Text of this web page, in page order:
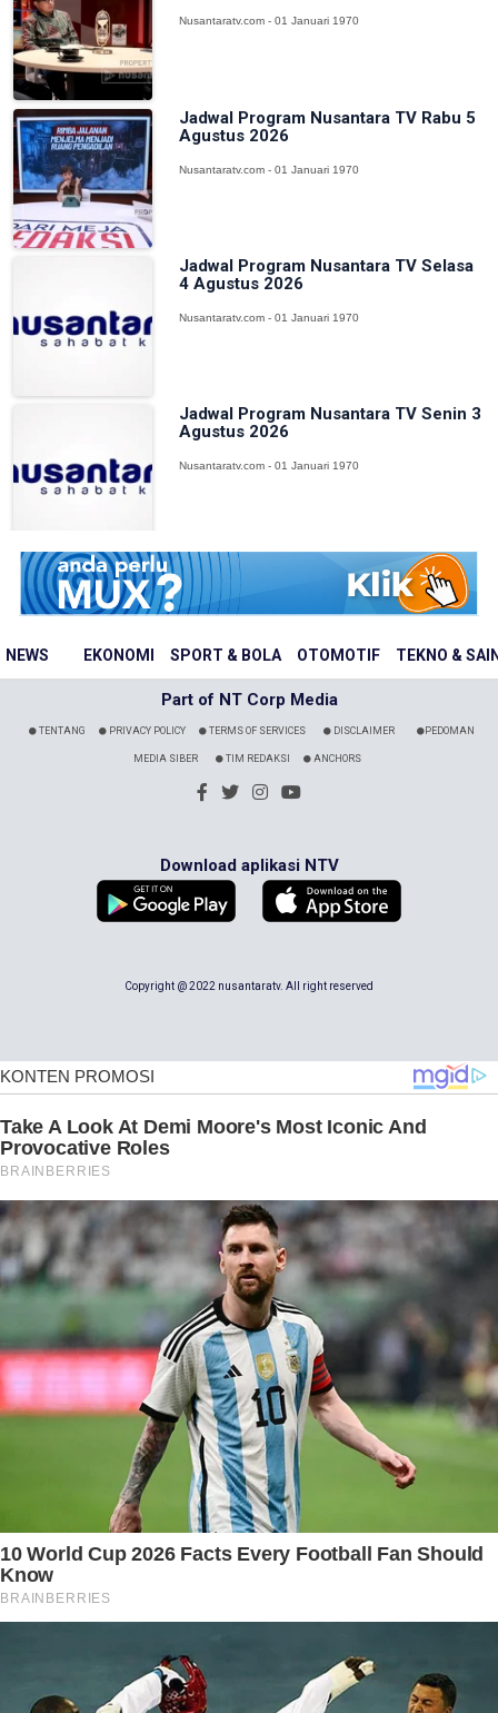
NEWS EKONOMI SPORT & BOLA OTOMOTIF TEKNO &
Nusantaratv.com - 01 Januari 1970
Jadwal Program Nusantara TV Rabu 5
Agustus 2026
Nusantaratv.com - 01 Januari 1970
Jadwal Program Nusantara TV Selasa
4 Agustus 2026
Nusantaratv.com - 01 Januari 1970
Jadwal Program Nusantara TV Senin 3
Agustus 2026
Nusantaratv.com - 01 Januari 1970
Part of NT Corp Media
TENTANG PRIVACY POLICY TERMS OF SERVICES DISCLAIMER PEDOMAN
MEDIA SIBER TIM REDAKSI ANCHORS
Download aplikasi NTV
Copyright @ 2022 nusantaratv. All right reserved